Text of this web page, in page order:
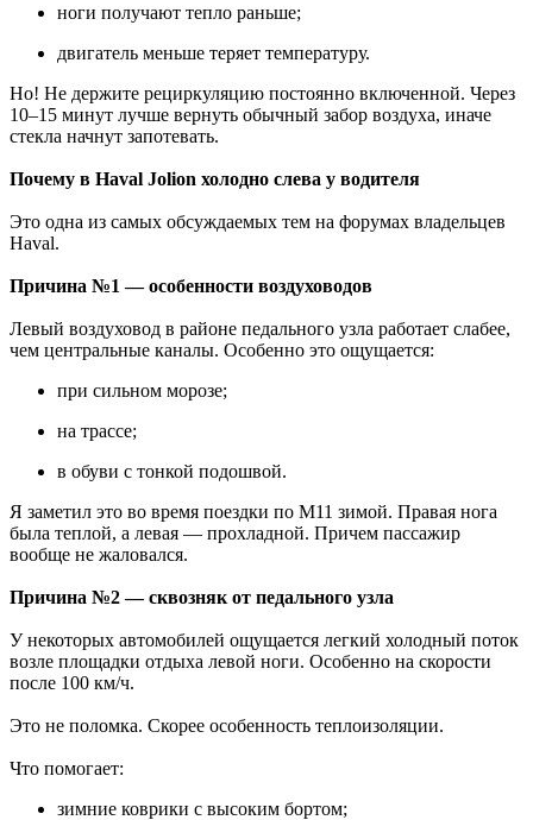
ноги получают тепло раньше;
двигатель меньше теряет температуру.
Но! Не держите рециркуляцию постоянно включенной. Через
10–15 минут лучше вернуть обычный забор воздуха, иначе
стекла начнут запотевать.
Почему в Haval Jolion холодно слева у водителя
Это одна из самых обсуждаемых тем на форумах владельцев
Haval.
Причина №1 — особенности воздуховодов
Левый воздуховод в районе педального узла работает слабее,
чем центральные каналы. Особенно это ощущается:
при сильном морозе;
на трассе;
в обуви с тонкой подошвой.
Я заметил это во время поездки по М11 зимой. Правая нога
была теплой, а левая — прохладной. Причем пассажир
вообще не жаловался.
Причина №2 — сквозняк от педального узла
У некоторых автомобилей ощущается легкий холодный поток
возле площадки отдыха левой ноги. Особенно на скорости
после 100 км/ч.
Это не поломка. Скорее особенность теплоизоляции.
Что помогает:
зимние коврики с высоким бортом;